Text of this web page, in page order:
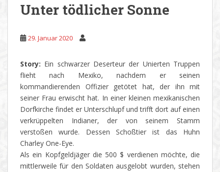
Unter tödlicher Sonne
29. Januar 2020
Story: Ein schwarzer Deserteur der Unierten Truppen
flieht nach Mexiko, nachdem er seinen
kommandierenden Offizier getötet hat, der ihn mit
seiner Frau erwischt hat. In einer kleinen mexikanischen
Dorfkirche findet er Unterschlupf und trifft dort auf einen
verkrüppelten Indianer, der von seinem Stamm
verstoßen wurde. Dessen Schoßtier ist das Huhn
Charley One-Eye.
Als ein Kopfgeldjäger die 500 $ verdienen möchte, die
mittlerweile für den Soldaten ausgelobt wurden, stehen